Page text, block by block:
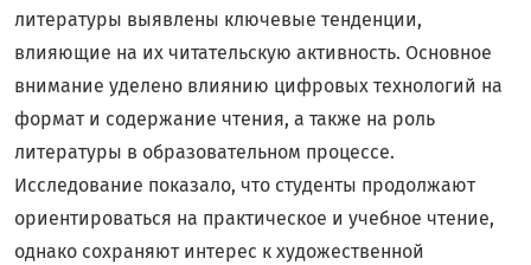
литературы выявлены ключевые тенденции,
влияющие на их читательскую активность. Основное
внимание уделено влиянию цифровых технологий на
формат и содержание чтения, а также на роль
литературы в образовательном процессе.
Исследование показало, что студенты продолжают
ориентироваться на практическое и учебное чтение,
однако сохраняют интерес к художественной